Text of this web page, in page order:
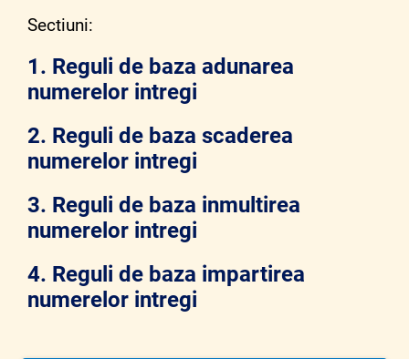
Sectiuni:
1. Reguli de baza adunarea
numerelor intregi
2. Reguli de baza scaderea
numerelor intregi
3. Reguli de baza inmultirea
numerelor intregi
4. Reguli de baza impartirea
numerelor intregi